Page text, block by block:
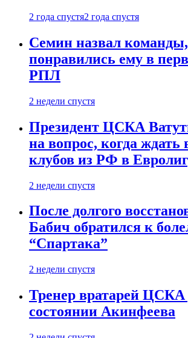
2 года спустя2 года спустя
Семин назвал
понравились ему в
РПЛ
2 недели спустя
Президент ЦСКА
на вопрос, когда ждать
клубов из РФ в
2 недели спустя
После долгого
Бабич обратился к
“Спартака”
2 недели спустя
Тренер вратарей ЦСКА
состоянии Акинфеева